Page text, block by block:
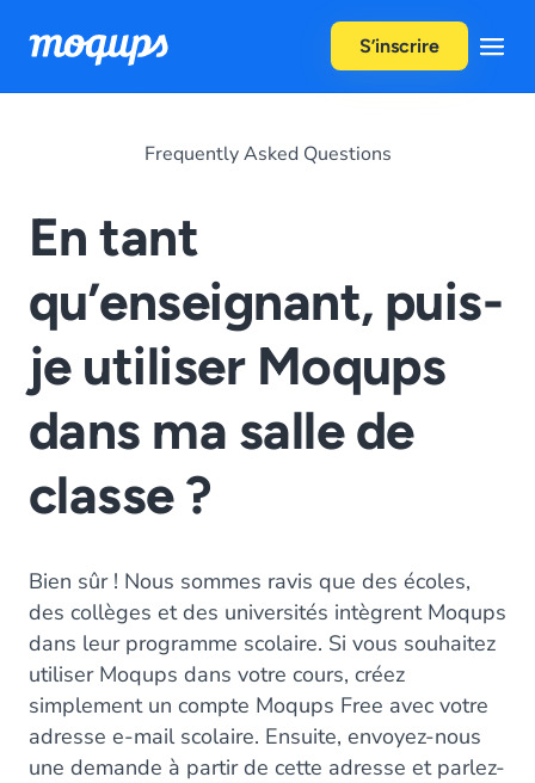
S’inscrire
Frequently Asked Questions
En tant
qu’enseignant, puis-
je utiliser Moqups
dans ma salle de
classe ?
Bien sûr ! Nous sommes ravis que des écoles,
des collèges et des universités intègrent Moqups
dans leur programme scolaire. Si vous souhaitez
utiliser Moqups dans votre cours, créez
simplement un compte Moqups Free avec votre
adresse e-mail scolaire. Ensuite, envoyez-nous
une demande à partir de cette adresse et parlez-